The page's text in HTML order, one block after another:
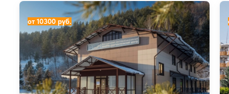
Санаторий Алтайский замок+
от 10300 руб.